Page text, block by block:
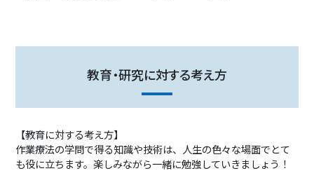
教育・研究に対する考え方
【教育に対する考え方】
作業療法の学問で得る知識や技術は、人生の色々な場面でとて
も役に立ちます。楽しみながら一緒に勉強していきましょう！